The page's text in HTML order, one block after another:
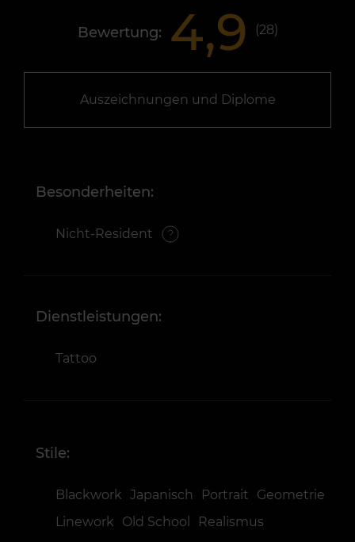
Bewertung: 4,9 (28)
Auszeichnungen und Diplome
Besonderheiten:
Nicht-Resident
Dienstleistungen:
Tattoo
Stile:
Blackwork Japanisch Portrait
Geometrie
Linework
Old School Realismus